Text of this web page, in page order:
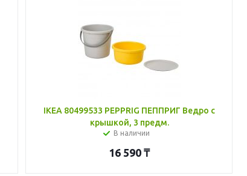
IKEA 80499533 PEPPRIG ПЕППРИГ Ведро с
крышкой, 3 предм.
В наличии
16 590 ₸